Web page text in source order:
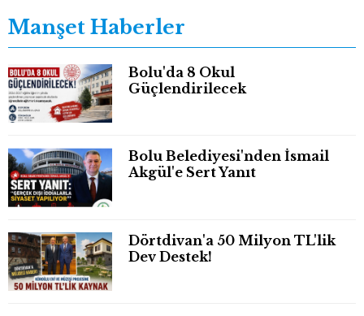
Manşet Haberler
Bolu'da 8 Okul
Güçlendirilecek
Bolu Belediyesi'nden İsmail
Akgül'e Sert Yanıt
Dörtdivan'a 50 Milyon TL'lik
Dev Destek!